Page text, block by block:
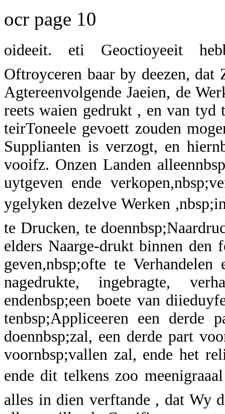
ocr page 10
oideeit. eti Geoctioyeeit
Oftroyceren baar by deezen,
Agtereenvolgende Jaeien, de
reets waien gedrukt , en van
teirToneele gevoett zouden
Supplianten is verzogt, en
vooifz. Onzen Landen
uytgeven ende
ygelyken dezelve Werken
te Drucken, te
elders Naarge-drukt binnen den
geven,nbsp;ofte te
nagedrukte, ingebragte,
endenbsp;een boete van
tenbsp;Appliceeren een
doennbsp;zal, een derde part
voornbsp;vallen zal, ende het
ende dit telkens zoo
alles in dien verftande , dat Wy